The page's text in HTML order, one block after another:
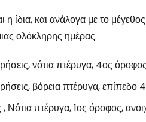
η ίδια, και ανάλογα με το
ολόκληρης ημέρας.
νότια πτέρυγα, 4ος
βόρεια πτέρυγα, επίπεδο
Νότια πτέρυγα, 1ος όροφος,